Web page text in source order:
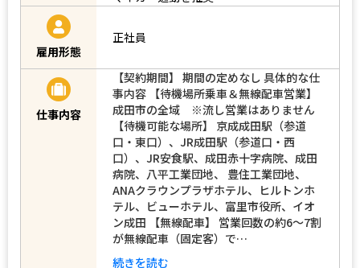
雇用形態
正社員
仕事内容
【契約期間】 期間の定めなし 具体的な仕
事内容 【待機場所乗車＆無線配車営業】
成田市の全域 ※流し営業はありません
【待機可能な場所】 京成成田駅（参道
口・東口）、JR成田駅（参道口・西
口）、JR安食駅、成田赤十字病院、成田
病院、八平工業団地、 豊住工業団地、
ANAクラウンプラザホテル、ヒルトンホ
テル、ビューホテル、富里市役所、イオ
ン成田 【無線配車】 営業回数の約6～7割
が無線配車（固定客）で…
続きを読む